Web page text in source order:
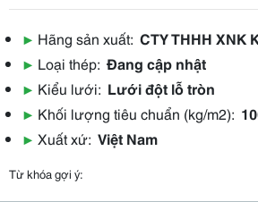
▶ Hãng sản xuất: CTY THHH XNK
▶ Loại thép: Đang cập nhật
▶ Kiểu lưới: Lưới đột lỗ tròn
▶ Khối lượng tiêu chuẩn (kg/m2):
▶ Xuất xứ: Việt Nam
Từ khóa gợi ý: